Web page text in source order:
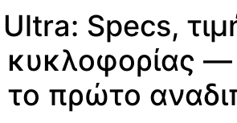
Specs,
κυκλοφορίας
το πρώτο